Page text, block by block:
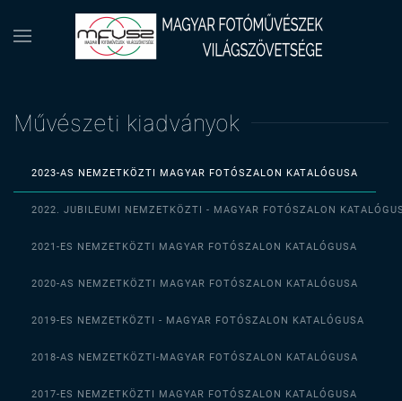
Művészeti kiadványok
2023-AS NEMZETKÖZTI MAGYAR FOTÓSZALON KATALÓGUSA
2022. JUBILEUMI NEMZETKÖZTI - MAGYAR FOTÓSZALON
2021-ES NEMZETKÖZTI MAGYAR FOTÓSZALON KATALÓGUSA
2020-AS NEMZETKÖZTI MAGYAR FOTÓSZALON KATALÓGUSA
2019-ES NEMZETKÖZTI - MAGYAR FOTÓSZALON KATALÓGUSA
2018-AS NEMZETKÖZTI-MAGYAR FOTÓSZALON KATALÓGUSA
2017-ES NEMZETKÖZTI MAGYAR FOTÓSZALON KATALÓGUSA